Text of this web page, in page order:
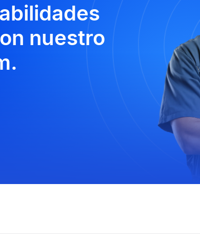
nuestro